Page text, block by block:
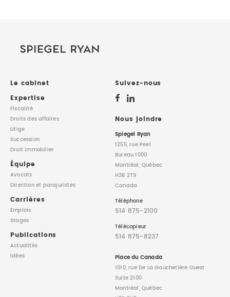
Le cabinet
Expertise
Fiscalité
Droits des affaires
Litige
Succession
Droit immobilier
Équipe
Avocats
Directionet parajuristes
Carrières
Emplois
Stages
Publications
Actualités
Idées
Suivez-nous
Nous joindre
Spiegel Ryan
1255, rue Peel
Bureau 1000
Montréal, Québec
H3B 2T9
Canada
Téléphone
514 875-2100
Télécopieur
514 875-8237
Place du Canada
1010, rue De La Gauchetière Ouest
Suite 2100
Montréal, Québec